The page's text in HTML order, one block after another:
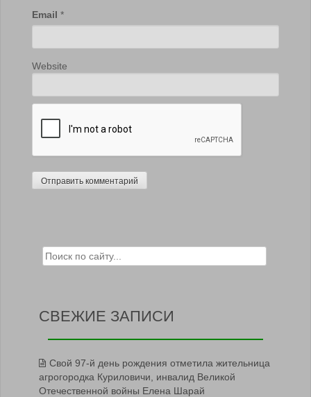
Email *
Website
Search for:
СВЕЖИЕ ЗАПИСИ
Свой 97-й день рождения отметила жительница
агрогородка Куриловичи, инвалид Великой
Отечественной войны Елена Шарай